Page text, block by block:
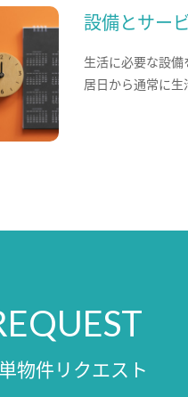
設備とサー
生活に必要な設
居日から通常に生
物件リクエスト